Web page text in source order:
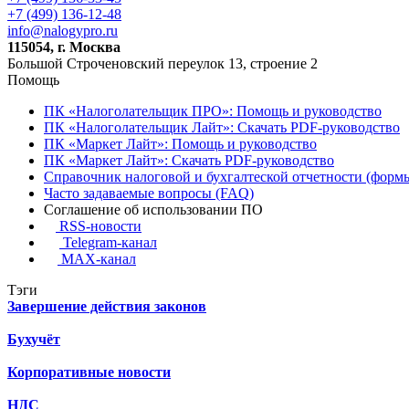
+7 (499) 136-12-48
info@nalogypro.ru
115054, г. Москва
Большой Строченовский переулок 13, строение 2
Помощь
ПК «Налоголательщик ПРО»: Помощь и руководство
ПК «Налоголательщик Лайт»: Скачать PDF-руководство
ПК «Маркет Лайт»: Помощь и руководство
ПК «Маркет Лайт»: Скачать PDF-руководство
Справочник налоговой и бухгалтеской отчетности
Часто задаваемые вопросы (FAQ)
Соглашение об использовании ПО
RSS-новости
Telegram-канал
MAX-канал
Тэги
Завершение действия законов
Бухучёт
Корпоративные новости
НДС